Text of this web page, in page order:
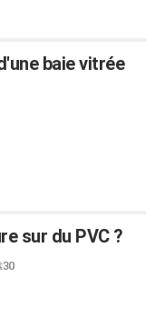
baie vitrée
sur du PVC ?